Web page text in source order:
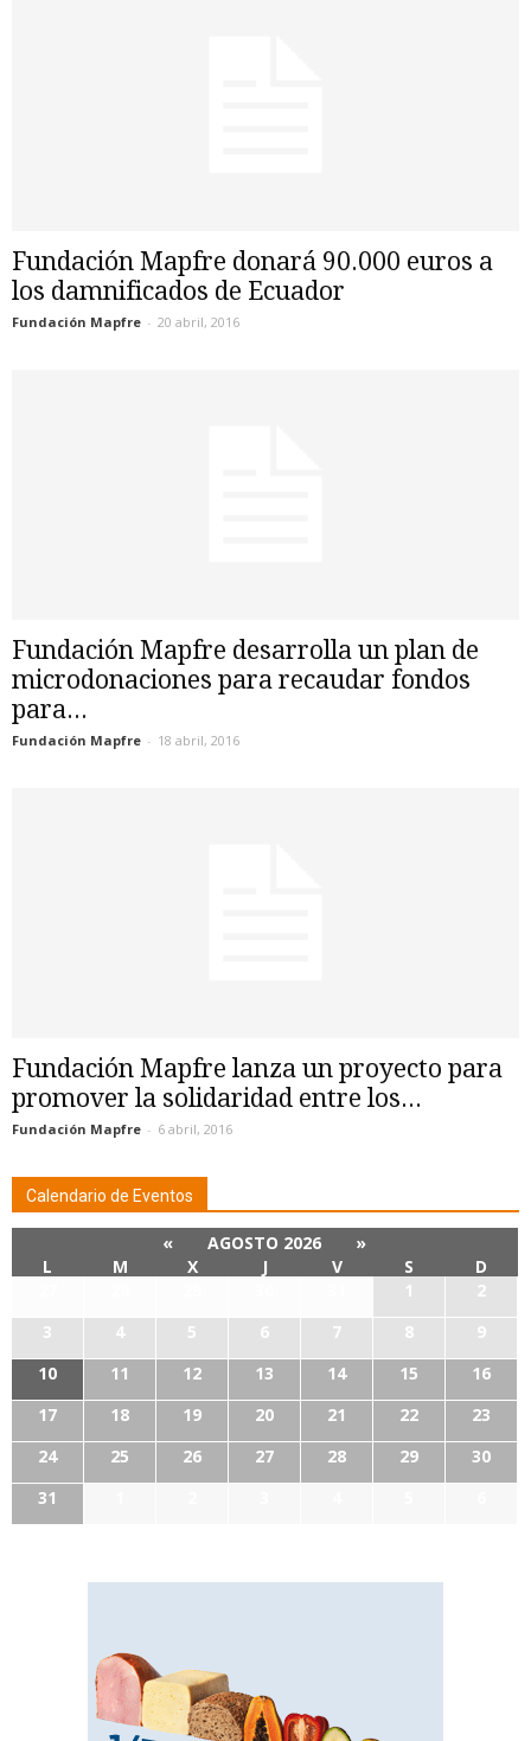
Fundación Mapfre donará 90.000 euros a
los damnificados de Ecuador
Fundación Mapfre - 20 abril, 2016
Fundación Mapfre desarrolla un plan de
microdonaciones para recaudar fondos
para...
Fundación Mapfre - 18 abril, 2016
Fundación Mapfre lanza un proyecto para
promover la solidaridad entre los...
Fundación Mapfre - 6 abril, 2016
Calendario de Eventos
« AGOSTO 2026
»
L
M X J V S
D
1
2
3
4 5 6 7 8
9
10
11 12 13 14 15
16
17
18 19 20 21 22
23
24
25 26 27 28 29
30
31